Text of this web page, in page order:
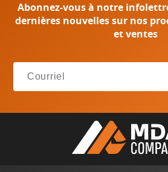
Abonnez-vous à notre
dernières nouvelles sur nos
et ventes